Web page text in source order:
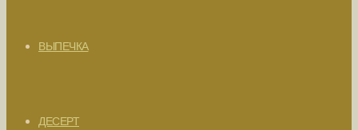
ВЫПЕЧКА
ДЕСЕРТ